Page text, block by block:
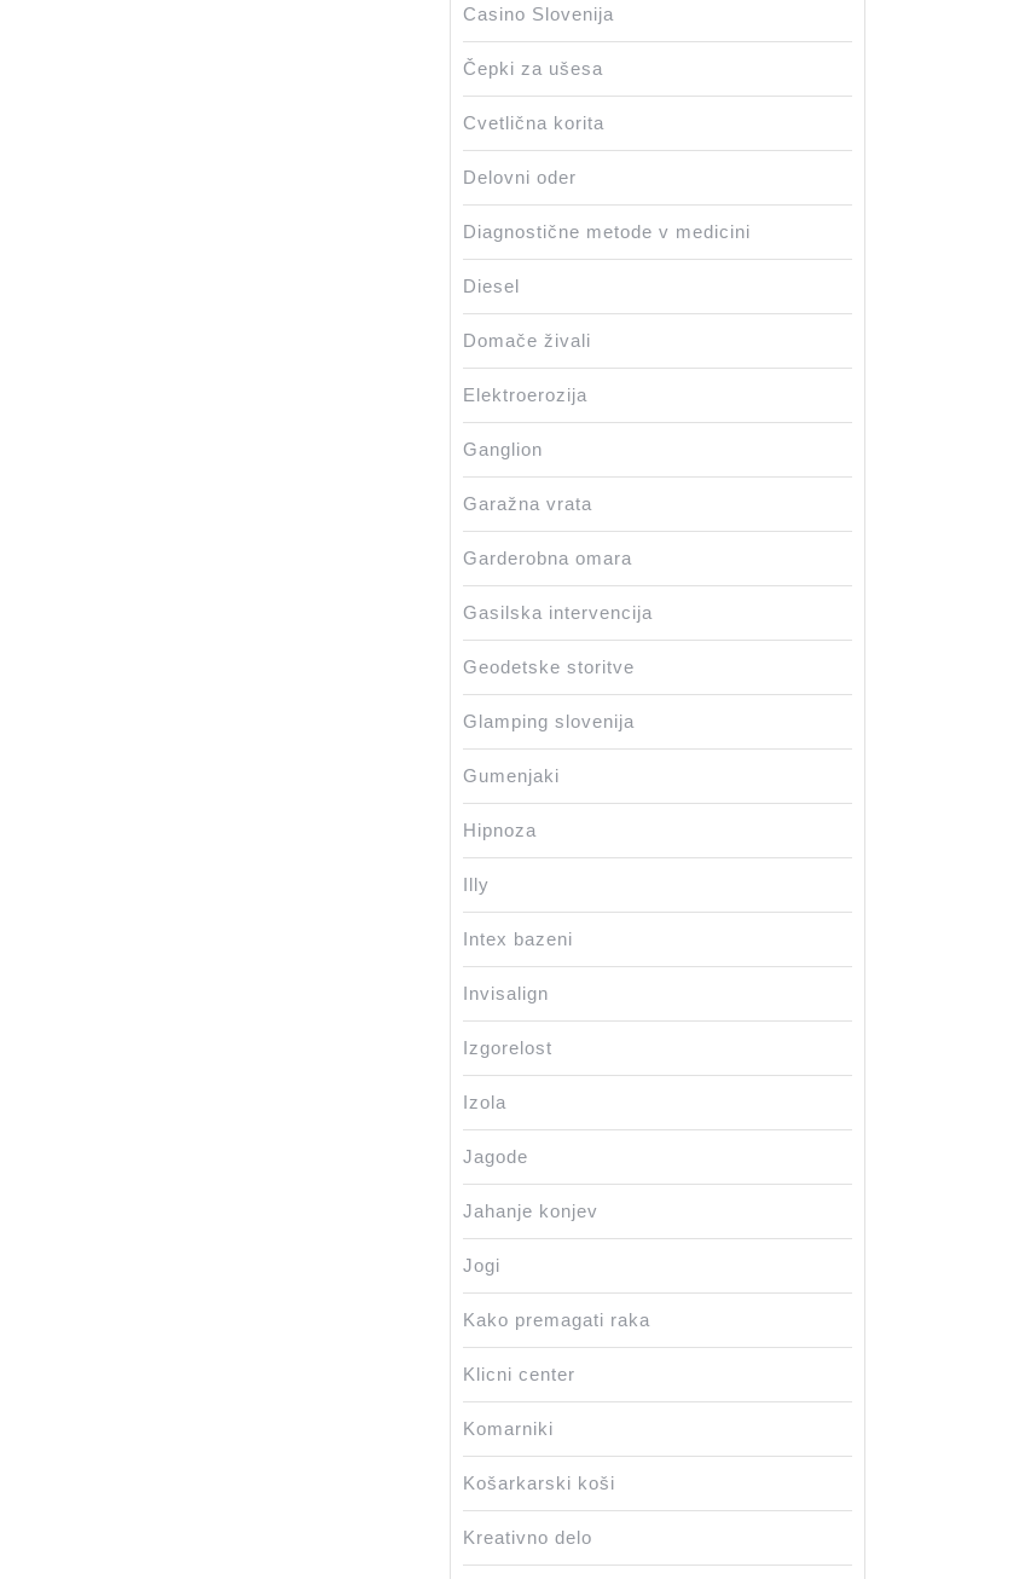
Casino Slovenija
Čepki za ušesa
Cvetlična korita
Delovni oder
Diagnostične metode v medicini
Diesel
Domače živali
Elektroerozija
Ganglion
Garažna vrata
Garderobna omara
Gasilska intervencija
Geodetske storitve
Glamping slovenija
Gumenjaki
Hipnoza
Illy
Intex bazeni
Invisalign
Izgorelost
Izola
Jagode
Jahanje konjev
Jogi
Kako premagati raka
Klicni center
Komarniki
Košarkarski koši
Kreativno delo